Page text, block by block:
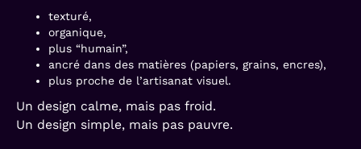
texturé,
organique,
plus “humain”,
ancré dans des matières (papiers, grains, encres),
plus proche de l’artisanat visuel.
Un design calme, mais pas froid.
Un design simple, mais pas pauvre.